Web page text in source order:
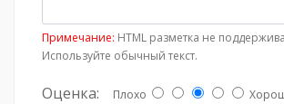
Примечание: HTML разметка не
Используйте обычный текст.
Оценка: Плохо